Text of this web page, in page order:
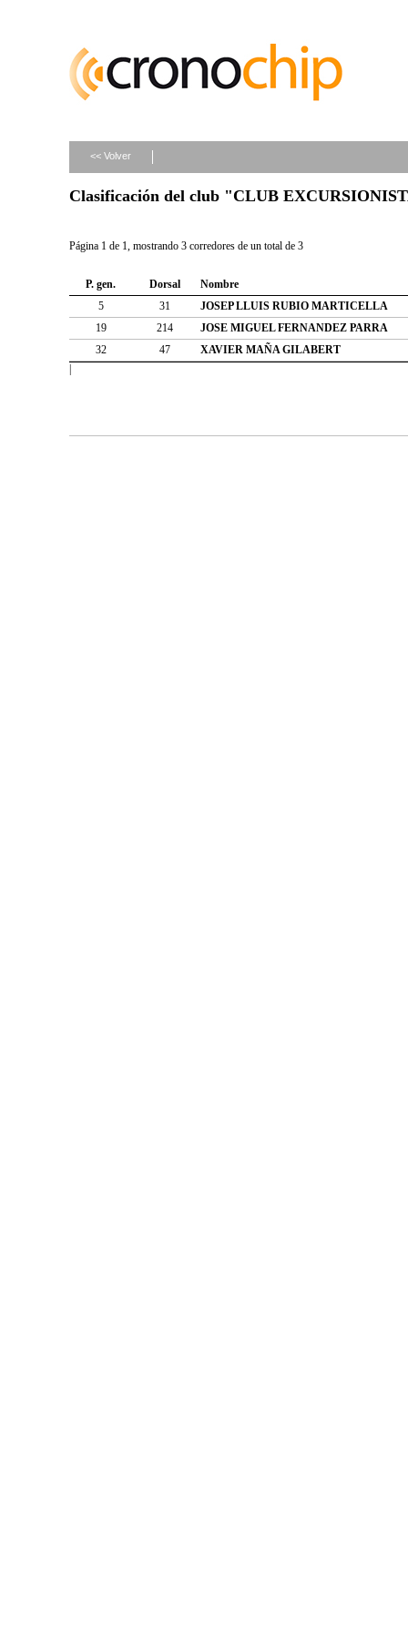
<< Volver
Clasificación del club "CLUB
Página 1 de 1, mostrando 3 corredores de un total de 3
P. gen. Dorsal
Nombre
5
31
JOSEP LLUIS RUBIO MARTICELLA
19
214
JOSE MIGUEL FERNANDEZ PARRA
32
47
XAVIER MAÑA GILABERT
|